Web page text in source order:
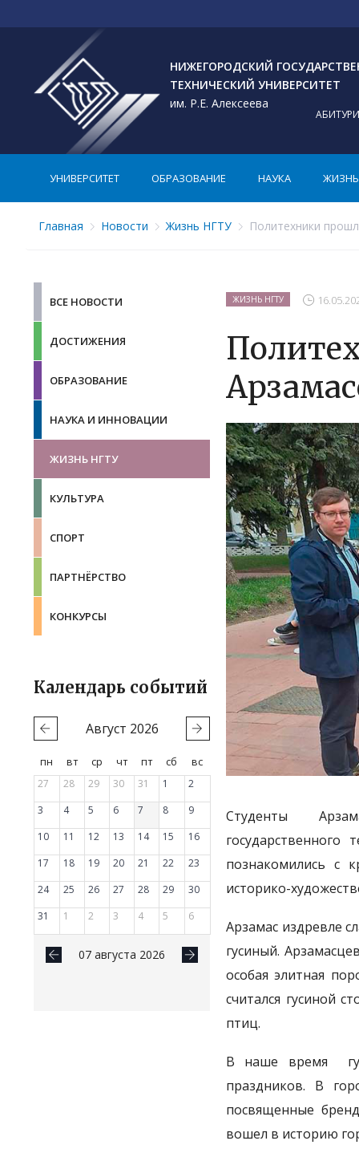
НИЖЕГОРОДСКИЙ
ТЕХНИЧЕСКИЙ УНИВЕРСИТЕТ
им. Р.Е. Алексеева
УНИВЕРСИТЕТ ОБРАЗОВАНИЕ НАУКА ЖИЗНЬ
Главная Новости Жизнь НГТУ Политехники
ВСЕ НОВОСТИ
ДОСТИЖЕНИЯ
ОБРАЗОВАНИЕ
НАУКА И ИННОВАЦИИ
ЖИЗНЬ НГТУ
КУЛЬТУРА
СПОРТ
ПАРТНЁРСТВО
КОНКУРСЫ
Календарь событий
Август 2026
пн вт ср чт пт сб
вс
27
28 29 30 31 1
2
3
4 5 6 7 8
9
10
11 12 13 14 15
16
17
18 19 20 21 22
23
24
25 26 27 28 29
30
31
1 2 3 4 5 6
07 августа 2026
ЖИЗНЬ НГТУ
Студенты
государственного
познакомились с
историко-
Арзамас издревле
гусиный.
особая элитная
считался гусиной
птиц.
В наше время
праздников. В
посвященные
вошел в историю